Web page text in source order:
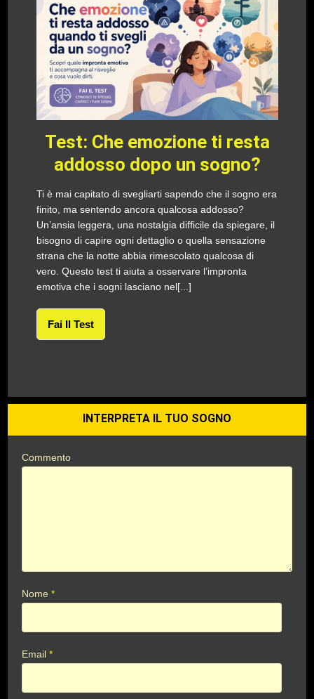
Test: Che emozione ti resta
addosso dopo un sogno?
Ti è mai capitato di svegliarti sapendo che il sogno era
finito, ma sentendo ancora qualcosa addosso?
Un’ansia leggera, una nostalgia difficile da spiegare, il
bisogno di capire ogni dettaglio o quella sensazione
strana che la notte abbia rimescolato qualcosa di
vero. Questo test ti aiuta a osservare l’impronta
emotiva che i sogni lasciano nel[...]
Fai Il Test
INTERPRETA IL TUO SOGNO
Commento
Nome*
Email*